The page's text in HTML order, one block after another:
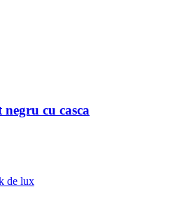
cu casca